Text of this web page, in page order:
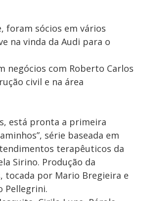
foram sócios em vários
na vinda da Audi para o
negócios com Roberto Carlos
civil e na área
está pronta a primeira
série baseada em
terapêuticos da
Sirino. Produção da
tocada por Mario Bregieira e
Pellegrini.